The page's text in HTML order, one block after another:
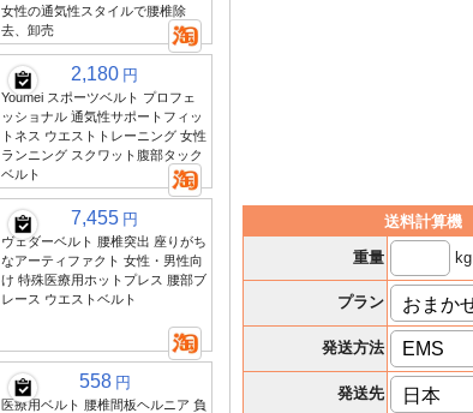
女性の通気性スタイルで腰椎除
去、卸売
2,180 円
Youmei スポーツベルト プロフェ
ッショナル 通気性サポートフィッ
トネス ウエストトレーニング 女性
ランニング スクワット腹部タック
ベルト
7,455 円
ヴェダーベルト 腰椎突出 座りがち
なアーティファクト 女性・男性向
け 特殊医療用ホットプレス 腰部ブ
レース ウエストベルト
558 円
医療用ベルト 腰椎間板ヘルニア 負
送料計算機
重量
kg
プラン
発送方法
発送先